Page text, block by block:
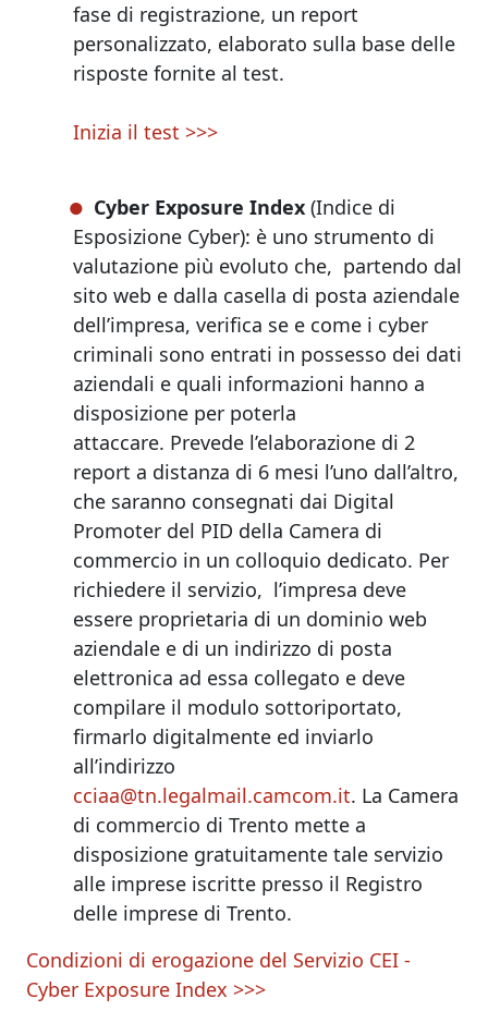
fase di registrazione, un report
personalizzato, elaborato sulla base delle
risposte fornite al test.
Inizia il test >>>
Cyber Exposure Index(Indice di
Esposizione Cyber): è uno strumento di
valutazione più evoluto che, partendo dal
sito web e dalla casella di posta aziendale
dell’impresa, verifica se e come i cyber
criminali sono entrati in possesso dei dati
aziendali e quali informazioni hanno a
disposizione per poterla
attaccare. Prevede l’elaborazione di 2
report a distanza di 6 mesi l’uno dall’altro,
che saranno consegnati dai Digital
Promoter del PID della Camera di
commercio in un colloquio dedicato. Per
richiedere il servizio, l’impresa deve
essere proprietaria di un dominio web
aziendale e di un indirizzo di posta
elettronica ad essa collegato e deve
compilare il modulo sottoriportato,
firmarlo digitalmente ed inviarlo
all’indirizzo
cciaa@tn.legalmail.camcom.it. La Camera
di commercio di Trento mette a
disposizione gratuitamente tale servizio
alle imprese iscritte presso il Registro
delle imprese di Trento.
Condizioni di erogazione del Servizio CEI -
Cyber Exposure Index >>>